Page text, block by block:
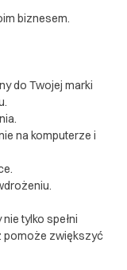
biznesem.
do Twojej marki
na komputerze i
tylko spełni
pomoże zwiększyć